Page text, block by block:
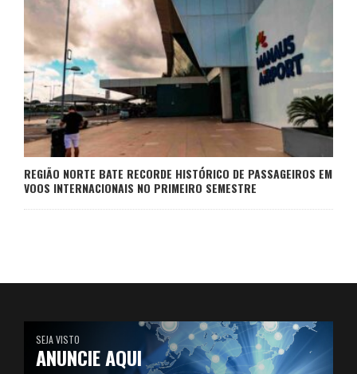
REGIÃO NORTE BATE RECORDE HISTÓRICO DE PASSAGEIROS EM
VOOS INTERNACIONAIS NO PRIMEIRO SEMESTRE
SEJA VISTO
ANUNCIE AQUI